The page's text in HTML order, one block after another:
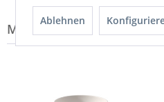
Modell-Familie: ROCK
Ablehnen